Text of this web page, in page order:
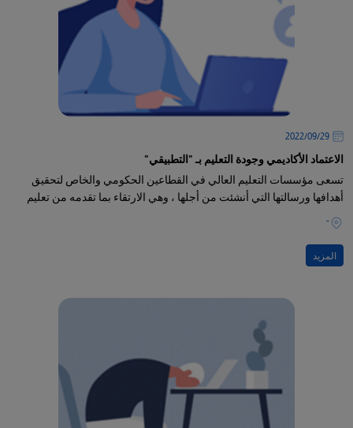
29‏/09‏/2022
الاعتماد الأكاديمي وجودة التعليم بـ "التطبيقي"
تسعى مؤسسات التعليم العالي في القطاعين الحكومي والخاص لتحقيق
أهدافها ورسالتها التي أنشئت من أجلها ، وهي الارتقاء بما تقدمه من تعليم
-
المزيد